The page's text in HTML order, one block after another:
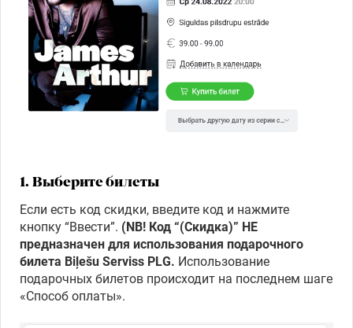
Семинар
Подарочные
карты
Поиск на карте
1. Выберите билеты
Если есть код скидки, введите код и нажмите
кнопку “Ввести”. (NB! Код “(Скидка)” НЕ
предназначен для использования подарочного
билета Biļešu Serviss PLG. Использование
подарочных билетов происходит на последнем шаге
«Способ оплаты».